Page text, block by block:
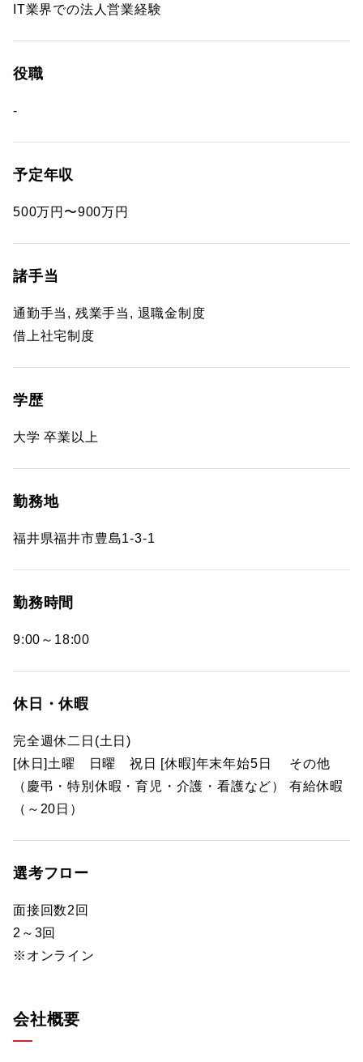
IT業界での法人営業経験
役職
-
予定年収
500万円〜900万円
諸手当
通勤手当, 残業手当, 退職金制度
借上社宅制度
学歴
大学 卒業以上
勤務地
福井県福井市豊島1-3-1
勤務時間
9:00～18:00
休日・休暇
完全週休二日(土日)
[休日]土曜 日曜 祝日 [休暇]年末年始5日 その他
（慶弔・特別休暇・育児・介護・看護など） 有給休暇
（～20日）
選考フロー
面接回数2回
2～3回
※オンライン
会社概要